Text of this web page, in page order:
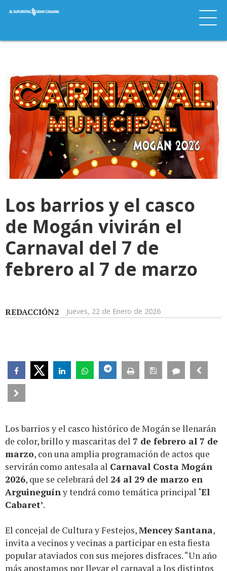
Los barrios y el casco
de Mogán vivirán el
Carnaval del 7 de
febrero al 7 de marzo
REDACCIÓN2 Jueves, 22 de Enero de 2026
Los barrios y el casco histórico de Mogán se llenarán
de color, brillo y mascaritas del 7 de febrero al 7 de
marzo, con una amplia programación de actos que
servirán como antesala al Carnaval Costa Mogán
2026, que se celebrará del 24 al 29 de marzo en
Arguineguíny tendrá como temática principal ‘El
Cabaret’.
El concejal de Cultura y Festejos,Mencey Santana,
invita a vecinos y vecinas a participar en esta fiesta
popular ataviados con sus mejores disfraces. “Un año
más apostamos por llevar el carnaval a los distintos